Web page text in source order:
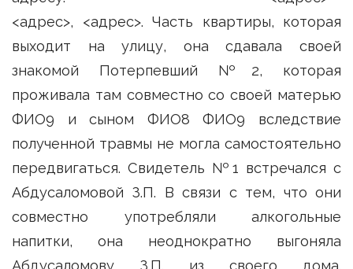
<адрес>, <адрес>. Часть квартиры, которая
выходит на улицу, она сдавала своей
знакомой Потерпевший №2, которая
проживала там совместно со своей матерью
ФИО9 и сыном ФИО8 ФИО9 вследствие
полученной травмы не могла самостоятельно
передвигаться. Свидетель №1 встречался с
Абдусаломовой З.П. В связи с тем, что они
совместно употребляли алкогольные
напитки, она неоднократно выгоняла
Абдусаломову З.П. из своего дома.